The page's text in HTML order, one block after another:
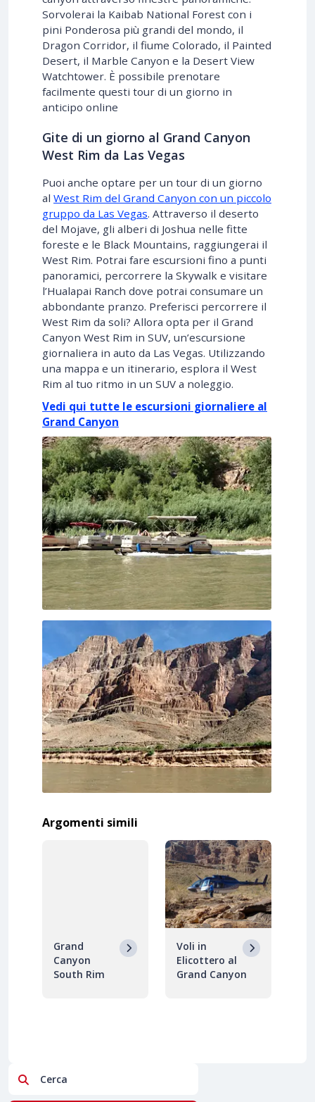
Sorvolerai la Kaibab National Forest con i
pini Ponderosa più grandi del mondo, il
Dragon Corridor, il fiume Colorado, il Painted
Desert, il Marble Canyon e la Desert View
Watchtower. È possibile prenotare
facilmente questi tour di un giorno in
anticipo online
Gite di un giorno al Grand Canyon
West Rim da Las Vegas
Puoi anche optare per un tour di un giorno
al West Rim del Grand Canyon con un piccolo
gruppo da Las Vegas. Attraverso il deserto
del Mojave, gli alberi di Joshua nelle fitte
foreste e le Black Mountains, raggiungerai il
West Rim. Potrai fare escursioni fino a punti
panoramici, percorrere la Skywalk e visitare
l’Hualapai Ranch dove potrai consumare un
abbondante pranzo. Preferisci percorrere il
West Rim da soli? Allora opta per il Grand
Canyon West Rim in SUV, un’escursione
giornaliera in auto da Las Vegas. Utilizzando
una mappa e un itinerario, esplora il West
Rim al tuo ritmo in un SUV a noleggio.
Vedi qui tutte le escursioni giornaliere al
Grand Canyon
Argomenti simili
Grand
Canyon
South Rim
Voli in
Elicottero al
Grand Canyon
Cerca